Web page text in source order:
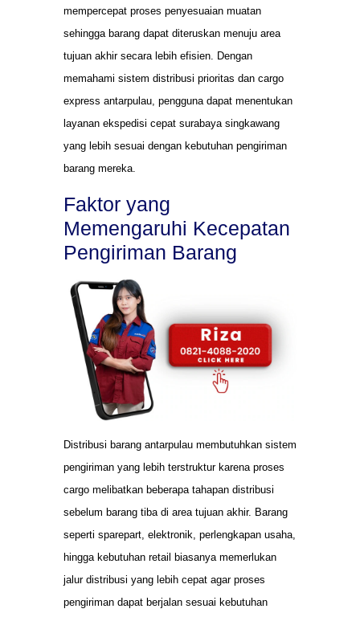
mempercepat proses penyesuaian muatan
sehingga barang dapat diteruskan menuju area
tujuan akhir secara lebih efisien. Dengan
memahami sistem distribusi prioritas dan cargo
express antarpulau, pengguna dapat menentukan
layanan ekspedisi cepat surabaya singkawang
yang lebih sesuai dengan kebutuhan pengiriman
barang mereka.
Faktor yang
Memengaruhi Kecepatan
Pengiriman Barang
Distribusi barang antarpulau membutuhkan sistem
pengiriman yang lebih terstruktur karena proses
cargo melibatkan beberapa tahapan distribusi
sebelum barang tiba di area tujuan akhir. Barang
seperti sparepart, elektronik, perlengkapan usaha,
hingga kebutuhan retail biasanya memerlukan
jalur distribusi yang lebih cepat agar proses
pengiriman dapat berjalan sesuai kebutuhan